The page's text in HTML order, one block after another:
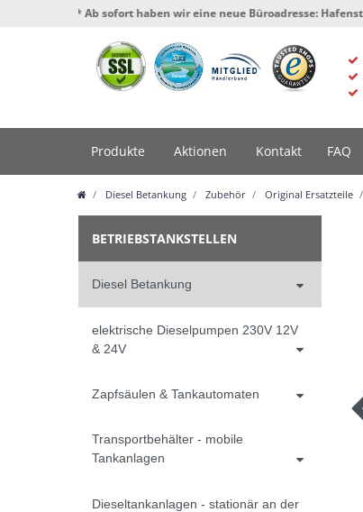
*** Ab sofort haben wir eine neue Büroadresse: Hafenstrasse 4,
Produkte Aktionen Kontakt FAQ
Diesel Betankung Zubehör Original Ersatzteile
BETRIEBSTANKSTELLEN
Diesel Betankung
elektrische Dieselpumpen 230V 12V
& 24V
Zapfsäulen & Tankautomaten
Transportbehälter - mobile
Tankanlagen
Dieseltankanlagen - stationär an der